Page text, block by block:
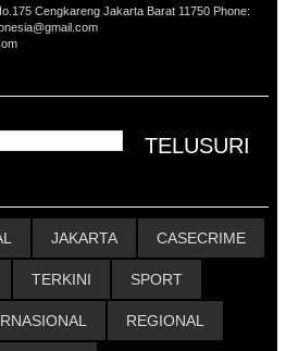
Cengkareng Jakarta Barat 11750 Phone:
JAKARTA CASECRIME
TERKINI SPORT
REGIONAL